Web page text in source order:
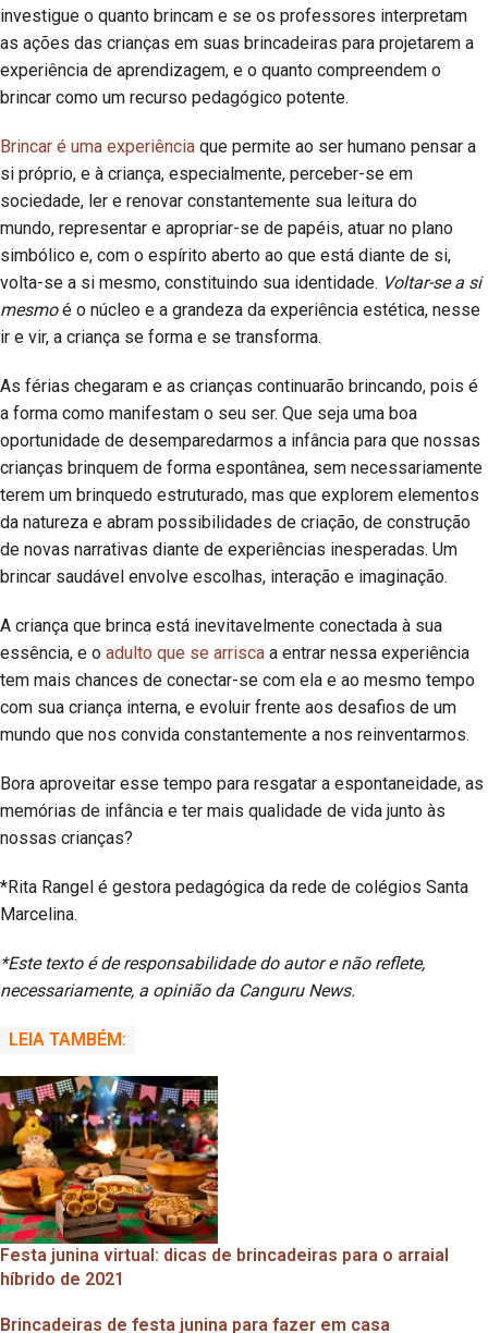
investigue o quanto brincam e se os professores interpretam
as ações das crianças em suas brincadeiras para projetarem a
experiência de aprendizagem, e o quanto compreendem o
brincar como um recurso pedagógico potente.
Brincar é uma experiência que permite ao ser humano pensar a
si próprio, e à criança, especialmente, perceber-se em
sociedade, ler e renovar constantemente sua leitura do
mundo, representar e apropriar-se de papéis, atuar no plano
simbólico e, com o espírito aberto ao que está diante de si,
volta-se a si mesmo, constituindo sua identidade. Voltar-se a si
mesmoé o núcleo e a grandeza da experiência estética, nesse
ir e vir, a criança se forma e se transforma.
As férias chegaram e as crianças continuarão brincando, pois é
a forma como manifestam o seu ser. Que seja uma boa
oportunidade de desemparedarmos a infância para que nossas
crianças brinquem de forma espontânea, sem necessariamente
terem um brinquedo estruturado, mas que explorem elementos
da natureza e abram possibilidades de criação, de construção
de novas narrativas diante de experiências inesperadas. Um
brincar saudável envolve escolhas, interação e imaginação.
A criança que brinca está inevitavelmente conectada à sua
essência, e o adulto que se arrisca a entrar nessa experiência
tem mais chances de conectar-se com ela e ao mesmo tempo
com sua criança interna, e evoluir frente aos desafios de um
mundo que nos convida constantemente a nos reinventarmos.
Bora aproveitar esse tempo para resgatar a espontaneidade, as
memórias de infância e ter mais qualidade de vida junto às
nossas crianças?
*Rita Rangel é gestora pedagógica da rede de colégios Santa
Marcelina.
*Este texto é de responsabilidade do autor e não reflete,
necessariamente, a opinião da Canguru News.
LEIA TAMBÉM:
Festa junina virtual: dicas de brincadeiras para o arraial
híbrido de 2021
Brincadeiras de festa junina para fazer em casa